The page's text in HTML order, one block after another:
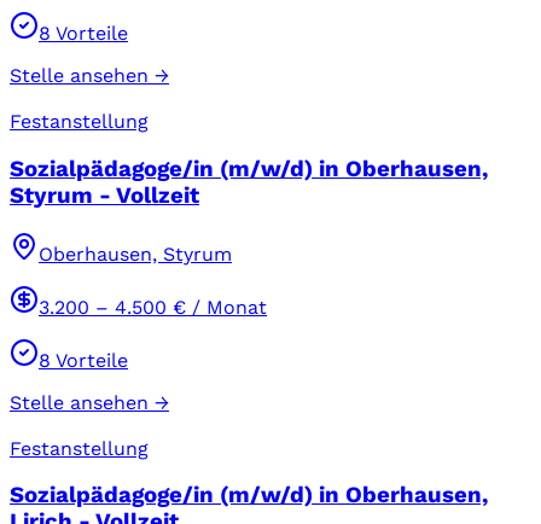
8 Vorteile
Stelle ansehen →
Festanstellung
Sozialpädagoge/in (m/w/d) in Oberhausen,
Styrum - Vollzeit
Oberhausen, Styrum
3.200 – 4.500 € / Monat
8 Vorteile
Stelle ansehen →
Festanstellung
Sozialpädagoge/in (m/w/d) in Oberhausen,